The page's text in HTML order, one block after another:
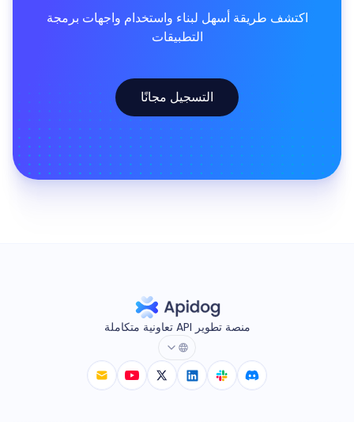
اكتشف طريقة أسهل لبناء واستخدام واجهات برمجة
التطبيقات
التسجيل مجانًا
منصة تطوير API تعاونية متكاملة